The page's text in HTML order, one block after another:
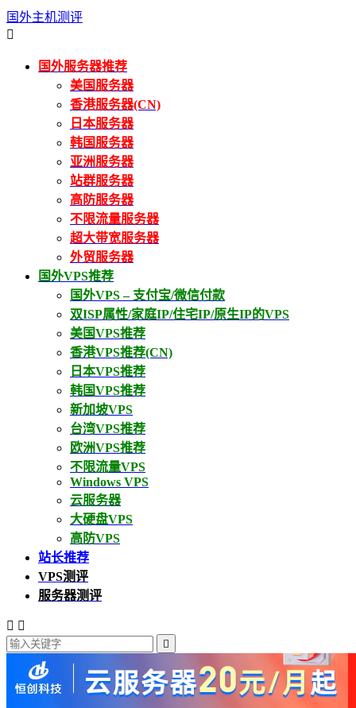
国外主机测评

国外服务器推荐
美国服务器
香港服务器(CN)
日本服务器
韩国服务器
亚洲服务器
站群服务器
高防服务器
不限流量服务器
超大带宽服务器
外贸服务器
国外VPS推荐
国外VPS – 支付宝/微信付款
双ISP属性/家庭IP/住宅IP/原生IP的VPS
美国VPS推荐
香港VPS推荐(CN)
日本VPS推荐
韩国VPS推荐
新加坡VPS
台湾VPS推荐
欧洲VPS推荐
不限流量VPS
Windows VPS
云服务器
大硬盘VPS
高防VPS
站长推荐
VPS测评
服务器测评
 
